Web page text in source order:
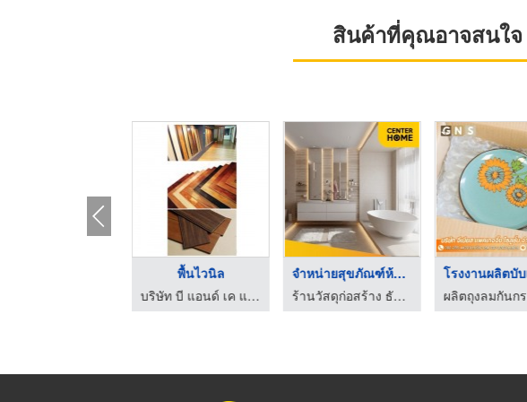
สินค้าที่คุณอาจสนใจ
พื้นไวนิล
บริษัท บี แอนด์ เค แมททีเรียล เทรดดิ้ง จำกัด
จำหน่ายสุขภัณฑ์ห้องน ...
ร้านวัสดุก่อสร้าง ธัญบุรี ปทุมธานี - Center Home